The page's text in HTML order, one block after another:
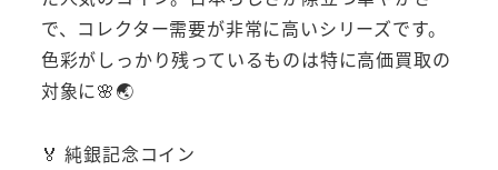
で、コレクター需要が非常に高いシリーズです。
色彩がしっかり残っているものは特に高価買取の
対象に🌸🌏
🏅 純銀記念コイン